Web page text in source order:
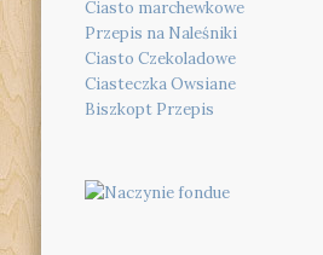
Ciasto marchewkowe
Przepis na Naleśniki
Ciasto Czekoladowe
Ciasteczka Owsiane
Biszkopt Przepis